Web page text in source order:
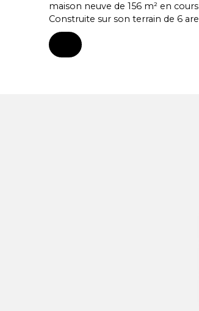
maison neuve de 156 m² en
Construite sur son terrain de 6
maison est de tout confort, elle
avec de beaux matériaux
standing Au rez-de-chaussée,
commodités environnantes ;
écoles, grands axes routiers...